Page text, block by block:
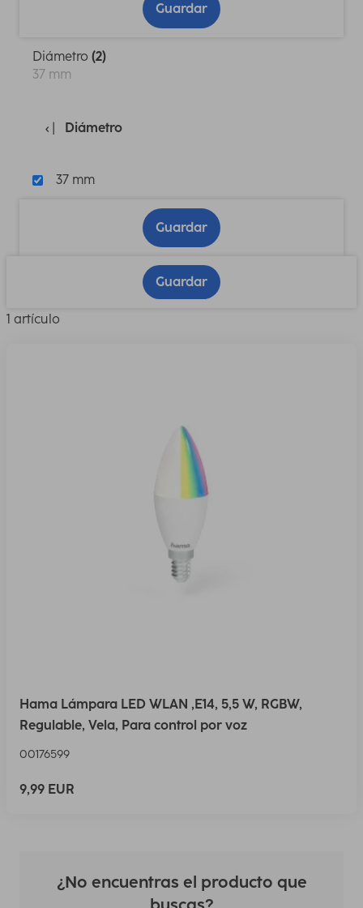
Guardar
Diámetro (2)
37 mm
Diámetro
37 mm
Guardar
Guardar
1 artículo
Hama Lámpara LED WLAN ,E14, 5,5 W, RGBW,
Regulable, Vela, Para control por voz
00176599
9,99 EUR
¿No encuentras el producto que